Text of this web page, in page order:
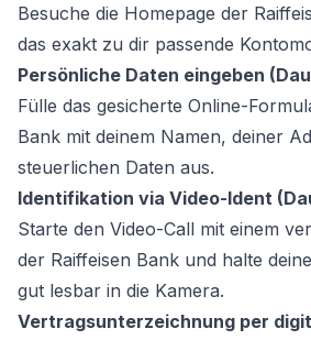
Besuche die Homepage der
das exakt zu dir passende
Persönliche Daten eingeben
Fülle das gesicherte Online-
Bank mit deinem Namen, deiner
steuerlichen Daten aus.
Identifikation via Video-Ident
Starte den Video-Call mit einem
der Raiffeisen Bank und halte
gut lesbar in die Kamera.
Vertragsunterzeichnung per